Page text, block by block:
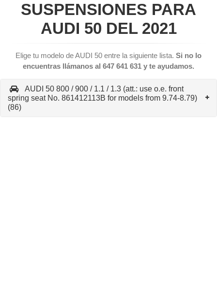
SUSPENSIONES PARA
AUDI 50 DEL 2021
Elige tu modelo de AUDI 50 entre la siguiente lista. Si no lo
encuentras llámanos al 647 641 631 y te ayudamos.
AUDI 50 800 / 900 / 1.1 / 1.3 (att.: use o.e. front
spring seat No. 861412113B for models from 9.74-8.79)
(86)